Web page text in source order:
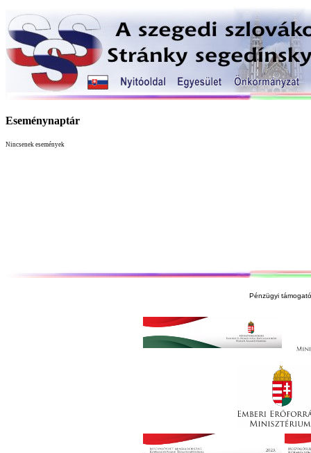
Eseménynaptár
Nincsenek események
Pénzügyi